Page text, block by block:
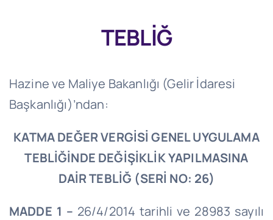
TEBLİĞ
Hazine ve Maliye Bakanlığı (Gelir İdaresi
Başkanlığı)’ndan:
KATMA DEĞER VERGİSİ GENEL UYGULAMA
TEBLİĞİNDE DEĞİŞİKLİK YAPILMASINA
DAİR TEBLİĞ (SERİ NO: 26)
MADDE 1 – 26/4/2014 tarihli ve 28983 sayılı